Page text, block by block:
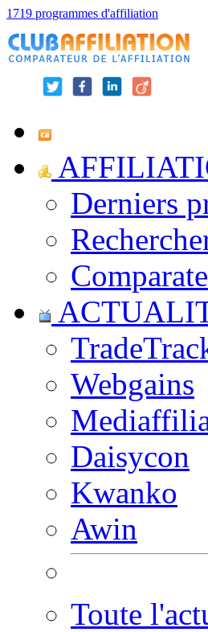
1719 programmes d'affiliation
Derniers
Webgains
Daisycon
Kwanko
Awin
Toute